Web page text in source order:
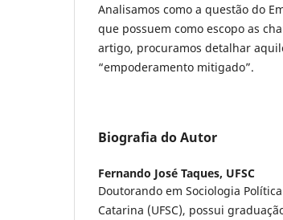
Analisamos como a questão do
que possuem como escopo as
artigo, procuramos detalhar
“empoderamento mitigado”.
Biografia do Autor
Fernando José Taques, UFSC
Doutorando em Sociologia
Catarina (UFSC), possui